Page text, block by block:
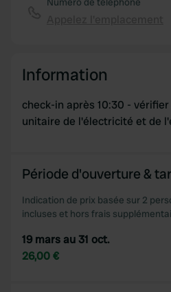
Information
check-in après 10:30 -
unitaire de l'électricité et de
Période d'ouverture &
Indication de prix basée sur 2
incluses et hors frais
19 mars au 31 oct.
26,00 €